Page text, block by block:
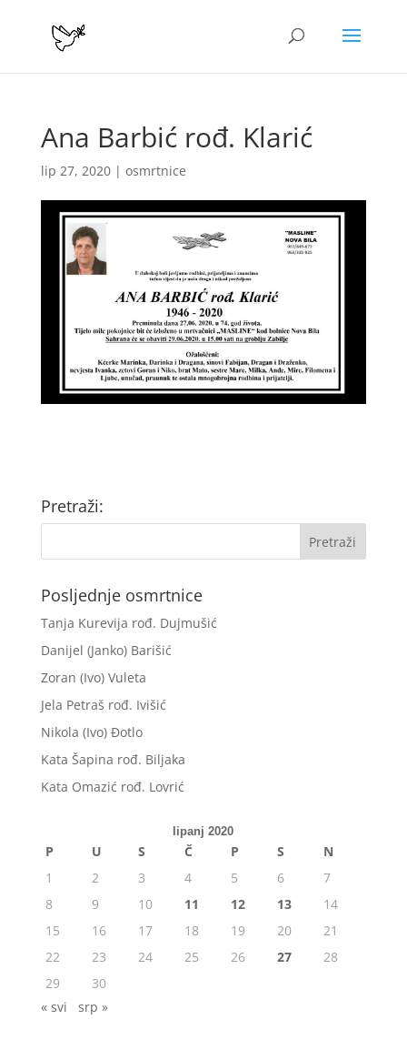
Ana Barbić rođ. Klarić
lip 27, 2020| osmrtnice
Pretraži:
Posljednje osmrtnice
Tanja Kurevija rođ. Dujmušić
Danijel (Janko) Barišić
Zoran (Ivo) Vuleta
Jela Petraš rođ. Ivišić
Nikola (Ivo) Đotlo
Kata Šapina rođ. Biljaka
Kata Omazić rođ. Lovrić
lipanj 2020
P U S Č P S
N
1
2 3 4 5 6
7
8
9 10 11 12 13
14
15
16 17 18 19 20
21
22
23 24 25 26 27
28
29
30
« svi
srp »